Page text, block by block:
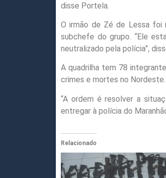
disse Portela.
O irmão de Zé de Lessa foi
subchefe do grupo. “Ele
neutralizado pela polícia”,
A quadrilha tem 78
crimes e mortes no Nordeste.
“A ordem é resolver a
entregar à polícia do
Relacionado